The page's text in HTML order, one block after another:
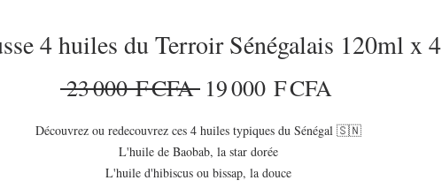
4 huiles du Terroir Sénégalais 120ml x 4
23 000 F CFA Prix original
19 000 F CFA
Découvrez ou redecouvrez ces 4 huiles typiques du Sénégal 🇸🇳
L'huile de Baobab, la star dorée
L'huile d'hibiscus ou bissap, la douce